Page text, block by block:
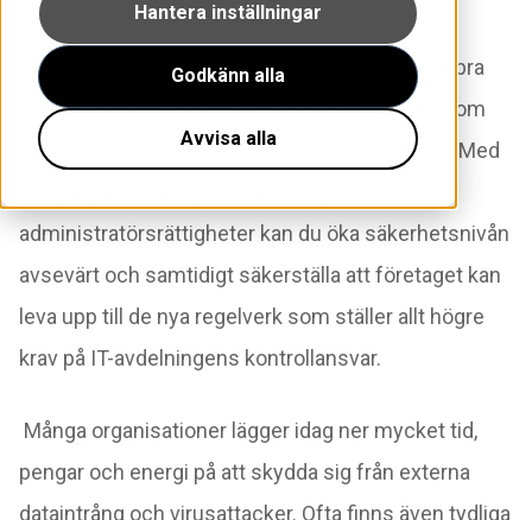
Hantera inställningar
Godkänn alla
Avvisa alla
De flesta företag är medvetna om vikten av en bra
brandväggoch antivirus. Idag är det dock det som
händer på insidan somutgör det största hotet.
Med
administratörsrättigheter kan du öka säkerhetsnivån
avsevärt och samtidigt säkerställa att företaget kan
leva upp till de nya regelverk som ställer allt högre
krav på IT-avdelningens kontrollansvar.
Många organisationer lägger idag ner mycket tid,
pengar och energi på att skydda sig från externa
dataintrång och virusattacker. Ofta finns även tydliga